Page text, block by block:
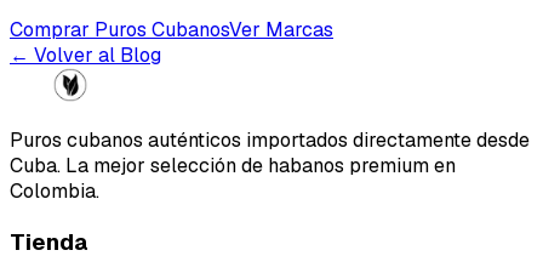
Comprar Puros CubanosVer Marcas
← Volver al Blog
Puros cubanos auténticos importados directamente desde
Cuba. La mejor selección de habanos premium en
Colombia.
Tienda